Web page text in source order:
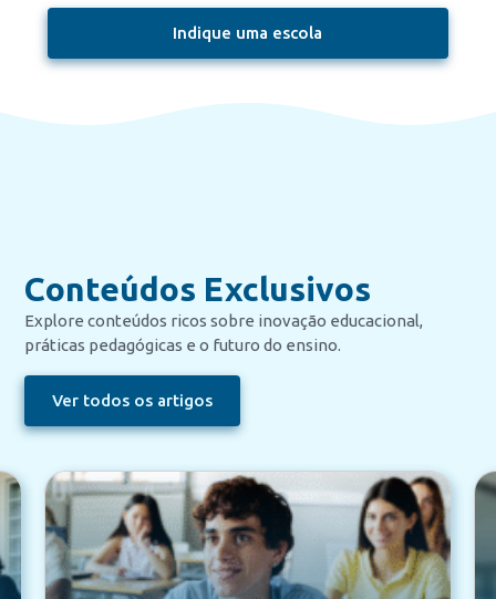
Indique uma escola
Conteúdos Exclusivos
Explore conteúdos ricos sobre inovação educacional,
práticas pedagógicas e o futuro do ensino.
Ver todos os artigos